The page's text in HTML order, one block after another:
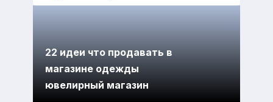
22 идеи что продавать в
магазине одежды
ювелирный магазин